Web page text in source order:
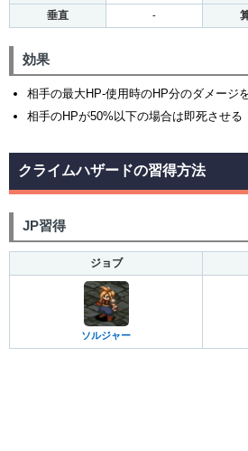
垂直 -
効果
相手の最大HP-使用時のHP分のダメージ
相手のHPが50%以下の場合は即死させる
クライムハザードの習得方法
JP習得
ジョブ
ソルジャー